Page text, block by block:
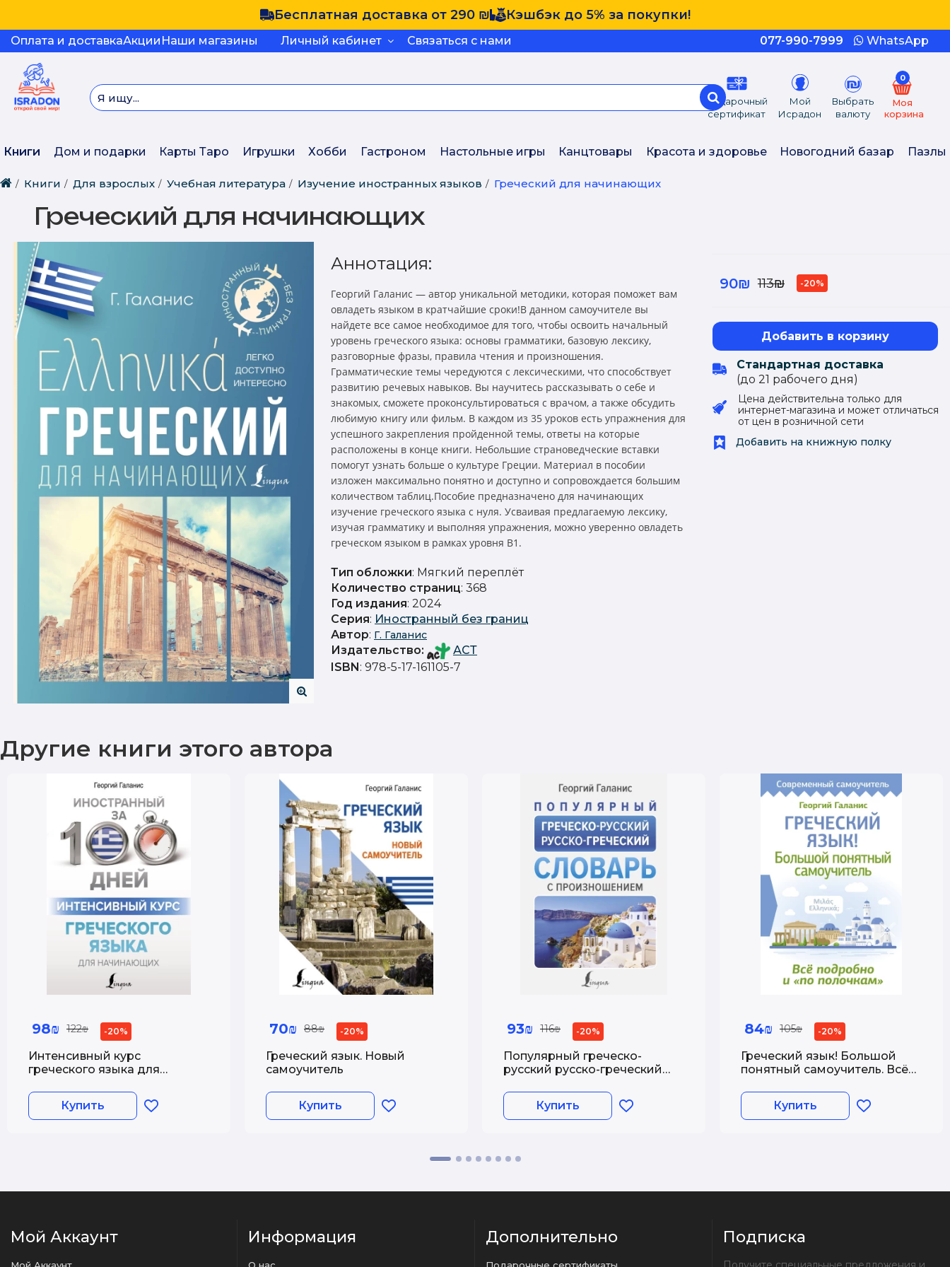
Бесплатная доставка от 290 ₪ Кэшбэк до 5% за покупки!
Оплата и доставкаАкции Наши магазины Личный кабинет Связаться с нами 077-990-7999 WhatsApp
Подарочный
сертификат
Мой
Исрадон
Выбрать
валюту
0
Моя
корзина
Книги Дом и подарки Карты Таро Игрушки Хобби Гастроном Настольные игры Канцтовары Красота и здоровье Новогодний базар Пазлы
Книги Для взрослых Учебная литература Изучение иностранных языков Греческий для начинающих
Греческий для начинающих
Аннотация:
Георгий Галанис — автор уникальной методики, которая поможет вам
овладеть языком в кратчайшие сроки!В данном самоучителе вы
найдете все самое необходимое для того, чтобы освоить начальный
уровень греческого языка: основы грамматики, базовую лексику,
разговорные фразы, правила чтения и произношения.
Грамматические темы чередуются с лексическими, что способствует
развитию речевых навыков. Вы научитесь рассказывать о себе и
знакомых, сможете проконсультироваться с врачом, а также обсудить
любимую книгу или фильм. В каждом из 35 уроков есть упражнения для
успешного закрепления пройденной темы, ответы на которые
расположены в конце книги. Небольшие страноведческие вставки
помогут узнать больше о культуре Греции. Материал в пособии
изложен максимально понятно и доступно и сопровождается большим
количеством таблиц.Пособие предназначено для начинающих
изучение греческого языка с нуля. Усваивая предлагаемую лексику,
изучая грамматику и выполняя упражнения, можно уверенно овладеть
греческом языком в рамках уровня B1.
Тип обложки: Мягкий переплёт
Количество страниц: 368
Год издания: 2024
Серия: Иностранный без границ
Автор: Г. Галанис
Издательство:
АСТ
ISBN: 978-5-17-161105-7
90₪ 113₪ -20%
Добавить в корзину
Стандартная доставка
(до 21 рабочего дня)
Цена действительна только для
интернет-магазина и может отличаться
от цен в розничной сети
Добавить на книжную полку
Другие книги этого автора
98₪ 122₪ -20%
Интенсивный курс
греческого языка для
Купить
70₪ 88₪ -20%
Греческий язык. Новый
самоучитель
Купить
93₪ 116₪ -20%
Популярный греческо-
русский русско-греческий
Купить
84₪ 105₪ -20%
Греческий язык! Большой
понятный самоучитель. Всё
полочкам&quot;
Купить
Мой Аккаунт
Мой Аккаунт
Информация
О нас
Дополнительно
Подарочные сертификаты
Подписка